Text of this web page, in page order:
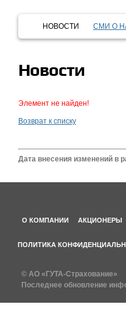
НОВОСТИ СМИ О
Новости
Элемент не найден!
Возврат к списку
Дата внесения изменений в
О КОМПАНИИ АКЦИОНЕРЫ
ПОЛИТИКА
© АО «ГУТА-Страхование»
Последнее обновление